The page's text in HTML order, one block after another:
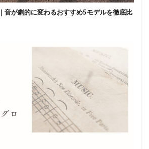
音が劇的に変わるおすすめ5モデルを徹底比